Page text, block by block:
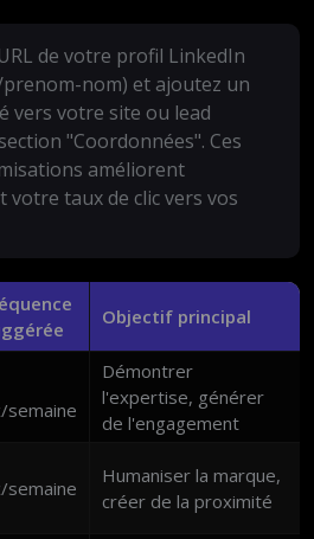
de votre profil LinkedIn
nom) et ajoutez un
vers votre site ou lead
"Coordonnées". Ces
améliorent
votre taux de clic vers vos
Objectif principal
semaine
Démontrer
l'expertise, générer
de l'engagement
semaine
Humaniser la marque,
créer de la proximité